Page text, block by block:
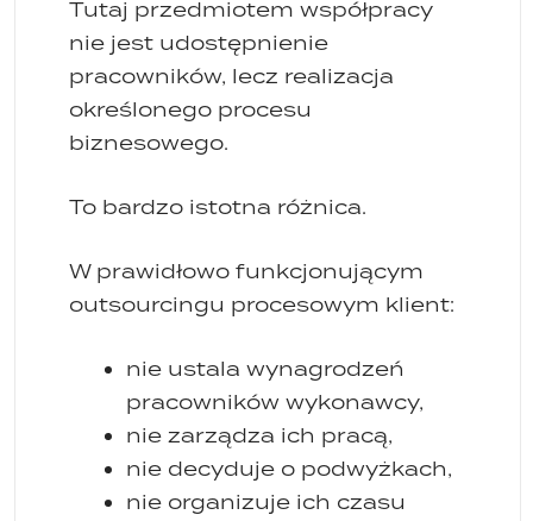
Tutaj przedmiotem współpracy
nie jest udostępnienie
pracowników, lecz realizacja
określonego procesu
biznesowego.
To bardzo istotna różnica.
W prawidłowo funkcjonującym
outsourcingu procesowym klient:
nie ustala wynagrodzeń
pracowników wykonawcy,
nie zarządza ich pracą,
nie decyduje o podwyżkach,
nie organizuje ich czasu